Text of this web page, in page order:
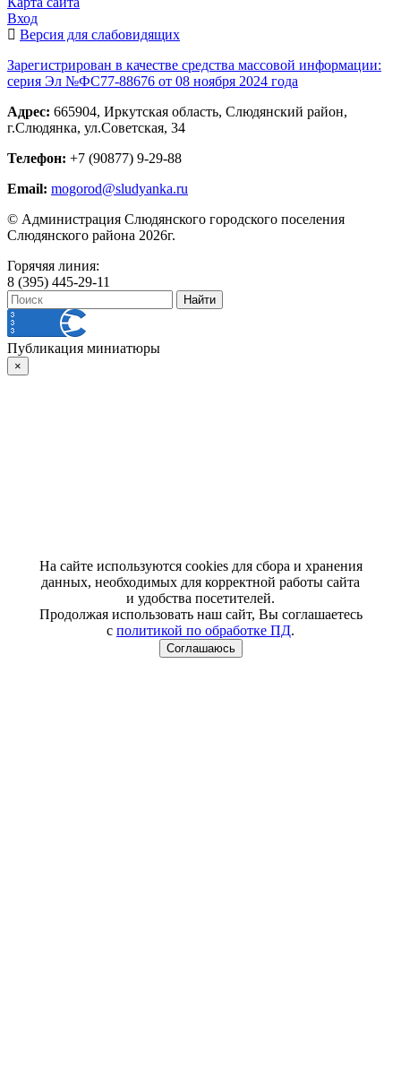
Вход
Версия для слабовидящих
Зарегистрирован в качестве средства массовой информации:
серия Эл №ФС77-88676 от 08 ноября 2024 года
Адрес: 665904, Иркутская область, Слюдянский район,
г.Слюдянка, ул.Советская, 34
Телефон: +7 (90877) 9-29-88
Email: mogorod@sludyanka.ru
© Администрация Слюдянского городского поселения
Слюдянского района 2026г.
Горячяя линия:
8 (395) 445-29-11
Публикация миниатюры
×
На сайте используются cookies для сбора и хранения
данных, необходимых для корректной работы сайта
и удобства посетителей.
Продолжая использовать наш сайт, Вы соглашаетесь
с политикой по обработке ПД.
Соглашаюсь